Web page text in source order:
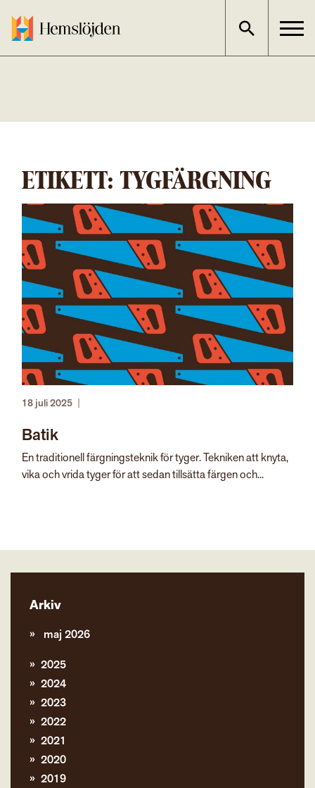
innehållet
ETIKETT: TYGFÄRGNING
18 juli 2025
Batik
En traditionell färgningsteknik för tyger. Tekniken att knyta,
vika och vrida tyger för att sedan tillsätta färgen och...
Arkiv
maj 2026
2025
2024
2023
2022
2021
2020
2019